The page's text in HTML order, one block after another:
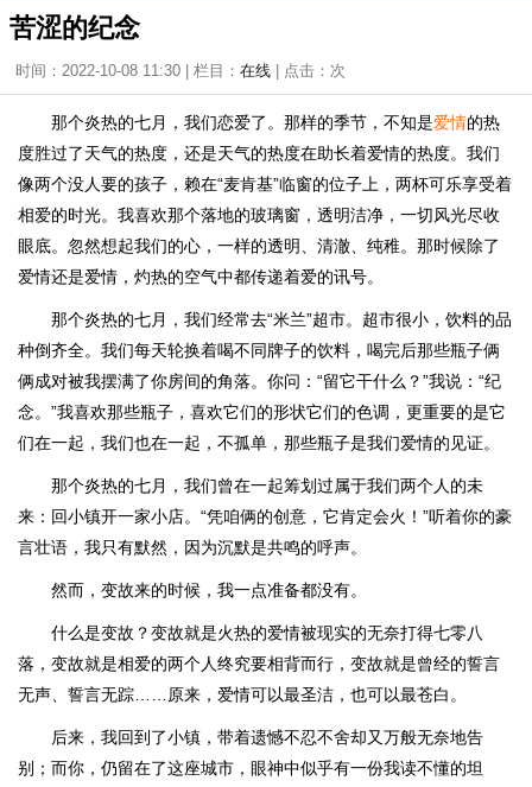
苦涩的纪念
时间：2022-10-08 11:30 | 栏目： 在线 | 点击： 次
那个炎热的七月，我们恋爱了。那样的季节，不知是爱情的热
度胜过了天气的热度，还是天气的热度在助长着爱情的热度。我们
像两个没人要的孩子，赖在“麦肯基”临窗的位子上，两杯可乐享受着
相爱的时光。我喜欢那个落地的玻璃窗，透明洁净，一切风光尽收
眼底。忽然想起我们的心，一样的透明、清澈、纯稚。那时候除了
爱情还是爱情，灼热的空气中都传递着爱的讯号。
那个炎热的七月，我们经常去“米兰”超市。超市很小，饮料的品
种倒齐全。我们每天轮换着喝不同牌子的饮料，喝完后那些瓶子俩
俩成对被我摆满了你房间的角落。你问：“留它干什么？”我说：“纪
念。”我喜欢那些瓶子，喜欢它们的形状它们的色调，更重要的是它
们在一起，我们也在一起，不孤单，那些瓶子是我们爱情的见证。
那个炎热的七月，我们曾在一起筹划过属于我们两个人的未
来：回小镇开一家小店。“凭咱俩的创意，它肯定会火！”听着你的豪
言壮语，我只有默然，因为沉默是共鸣的呼声。
然而，变故来的时候，我一点准备都没有。
什么是变故？变故就是火热的爱情被现实的无奈打得七零八
落，变故就是相爱的两个人终究要相背而行，变故就是曾经的誓言
无声、誓言无踪……原来，爱情可以最圣洁，也可以最苍白。
后来，我回到了小镇，带着遗憾不忍不舍却又万般无奈地告
别；而你，仍留在了这座城市，眼神中似乎有一份我读不懂的坦